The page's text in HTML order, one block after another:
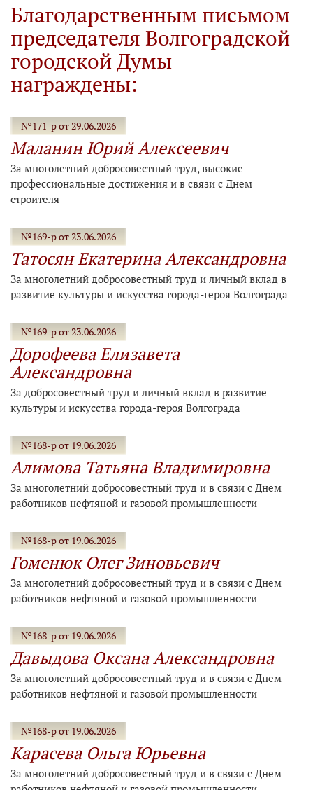
Благодарственным письмом
председателя Волгоградской
городской Думы
награждены:
№171-р от 29.06.2026
Маланин Юрий Алексеевич
За многолетний добросовестный труд, высокие
профессиональные достижения и в связи с Днем
строителя
№169-р от 23.06.2026
Татосян Екатерина Александровна
За многолетний добросовестный труд и личный вклад в
развитие культуры и искусства города-героя Волгограда
№169-р от 23.06.2026
Дорофеева Елизавета
Александровна
За добросовестный труд и личный вклад в развитие
культуры и искусства города-героя Волгограда
№168-р от 19.06.2026
Алимова Татьяна Владимировна
За многолетний добросовестный труд и в связи с Днем
работников нефтяной и газовой промышленности
№168-р от 19.06.2026
Гоменюк Олег Зиновьевич
За многолетний добросовестный труд и в связи с Днем
работников нефтяной и газовой промышленности
№168-р от 19.06.2026
Давыдова Оксана Александровна
За многолетний добросовестный труд и в связи с Днем
работников нефтяной и газовой промышленности
№168-р от 19.06.2026
Карасева Ольга Юрьевна
За многолетний добросовестный труд и в связи с Днем